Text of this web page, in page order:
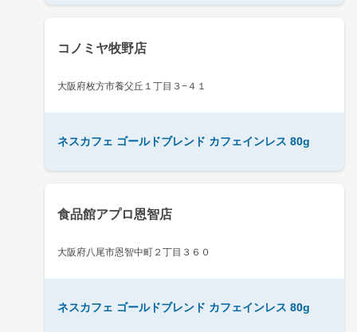
コノミヤ牧野店
大阪府枚方市養父丘１丁目３−４１
ネスカフェ ゴールドブレンド カフェインレス 80g
食品館アプロ恩智店
大阪府八尾市恩智中町２丁目３６０
ネスカフェ ゴールドブレンド カフェインレス 80g